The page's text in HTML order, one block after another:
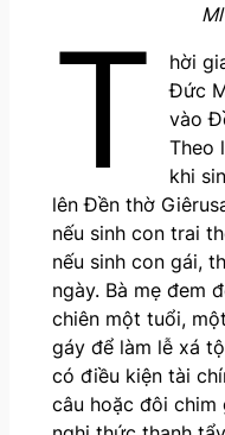
T
hời
Đức
vào
Theo
khi
lên Đền thờ
nếu sinh con trai
nếu sinh con gái,
ngày. Bà mẹ đem
chiên một tuổi,
gáy để làm lễ xá
có điều kiện tài
câu hoặc đôi chim